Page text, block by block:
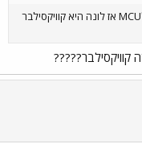
הבעיה היא שאם אנחנו מדמים את עצמנו לMCU אז לונה היא קוויקסילבר